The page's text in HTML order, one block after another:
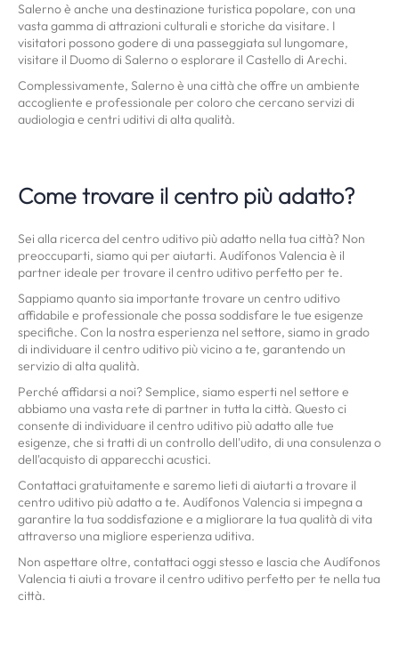
Salerno è anche una destinazione turistica popolare, con una
vasta gamma di attrazioni culturali e storiche da visitare. I
visitatori possono godere di una passeggiata sul lungomare,
visitare il Duomo di Salerno o esplorare il Castello di Arechi.
Complessivamente, Salerno è una città che offre un ambiente
accogliente e professionale per coloro che cercano servizi di
audiologia e centri uditivi di alta qualità.
Come trovare il centro più adatto?
Sei alla ricerca del centro uditivo più adatto nella tua città? Non
preoccuparti, siamo qui per aiutarti. Audífonos Valencia è il
partner ideale per trovare il centro uditivo perfetto per te.
Sappiamo quanto sia importante trovare un centro uditivo
affidabile e professionale che possa soddisfare le tue esigenze
specifiche. Con la nostra esperienza nel settore, siamo in grado
di individuare il centro uditivo più vicino a te, garantendo un
servizio di alta qualità.
Perché affidarsi a noi? Semplice, siamo esperti nel settore e
abbiamo una vasta rete di partner in tutta la città. Questo ci
consente di individuare il centro uditivo più adatto alle tue
esigenze, che si tratti di un controllo dell'udito, di una consulenza o
dell'acquisto di apparecchi acustici.
Contattaci gratuitamente e saremo lieti di aiutarti a trovare il
centro uditivo più adatto a te. Audífonos Valencia si impegna a
garantire la tua soddisfazione e a migliorare la tua qualità di vita
attraverso una migliore esperienza uditiva.
Non aspettare oltre, contattaci oggi stesso e lascia che Audífonos
Valencia ti aiuti a trovare il centro uditivo perfetto per te nella tua
città.